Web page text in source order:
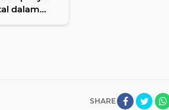
dalam
SHARE